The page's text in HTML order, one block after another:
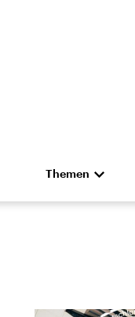
Themen
Aktuelles Thema